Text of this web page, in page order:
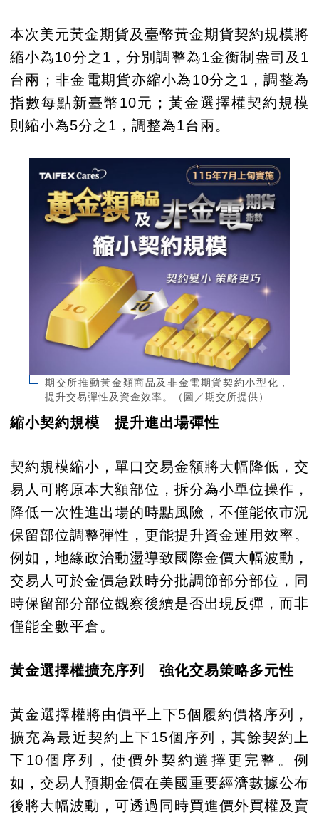
本次美元黃金期貨及臺幣黃金期貨契約規模將
縮小為10分之1，分別調整為1金衡制盎司及1
台兩；非金電期貨亦縮小為10分之1，調整為
指數每點新臺幣10元；黃金選擇權契約規模
則縮小為5分之1，調整為1台兩。
期交所推動黃金類商品及非金電期貨契約小型化，
提升交易彈性及資金效率。（圖／期交所提供）
縮小契約規模 提升進出場彈性
契約規模縮小，單口交易金額將大幅降低，交
易人可將原本大額部位，拆分為小單位操作，
降低一次性進出場的時點風險，不僅能依市況
保留部位調整彈性，更能提升資金運用效率。
例如，地緣政治動盪導致國際金價大幅波動，
交易人可於金價急跌時分批調節部分部位，同
時保留部分部位觀察後續是否出現反彈，而非
僅能全數平倉。
黃金選擇權擴充序列 強化交易策略多元性
黃金選擇權將由價平上下5個履約價格序列，
擴充為最近契約上下15個序列，其餘契約上
下10個序列，使價外契約選擇更完整。例
如，交易人預期金價在美國重要經濟數據公布
後將大幅波動，可透過同時買進價外買權及賣